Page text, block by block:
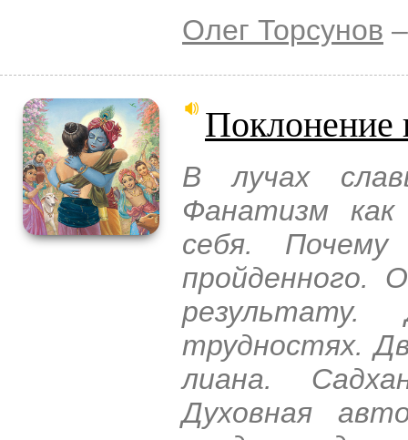
Олег Торсунов
Поклонение
В лучах
Фанатизм
себя.
пройденного.
трудностях.
лиана.
Духовная